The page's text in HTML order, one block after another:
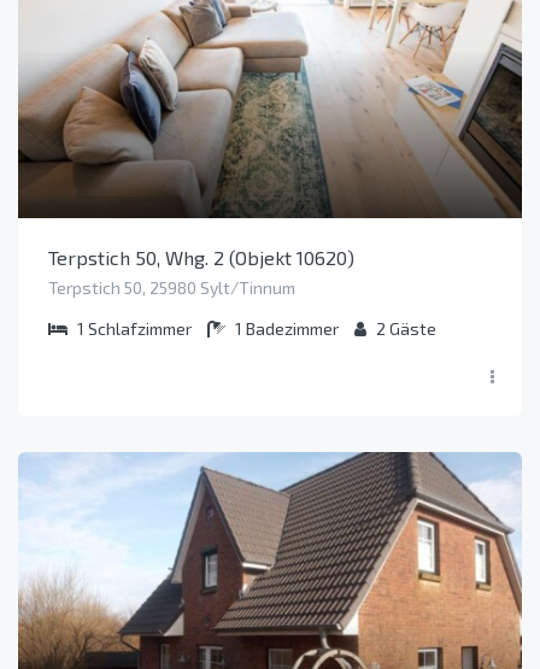
Terpstich 50, Whg. 2 (Objekt 10620)
Terpstich 50, 25980 Sylt/Tinnum
1 Schlafzimmer 1 Badezimmer 2 Gäste